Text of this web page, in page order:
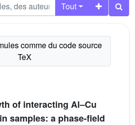
Tout
of interacting Al–Cu
samples: a phase-field